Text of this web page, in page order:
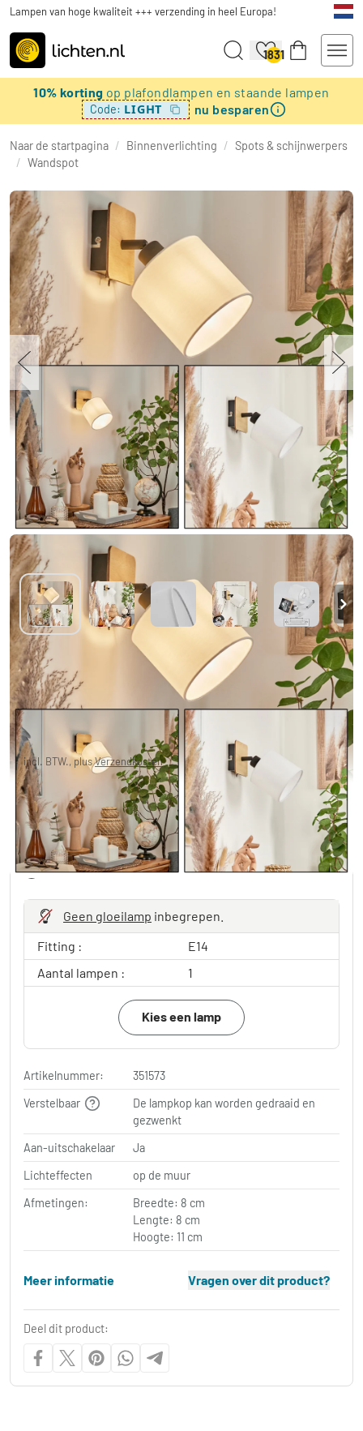
Lampen van hoge kwaliteit +++ verzending in heel Europa!
1831
10% korting op plafondlampen en staande lampen
Code: LIGHT nu besparen
Naar de startpagina / Binnenverlichting / Spots & schijnwerpers
/ Wandspot
Alsen Muurlamp Hout licht, Zwart, 1-licht
-62% € 12,99
Je redt € 22,00 Adviesprijs:€ 34,99
incl. BTW., plusVerzendkosten
in winkelwagen
Gratis verzending vanaf 100€ bestelwaarde
Levertijd 3-5 werkdagen
Geen gloeilamp inbegrepen.
Fitting :
E14
Aantal lampen :
1
Kies een lamp
Artikelnummer:
351573
Verstelbaar
De lampkop kan worden gedraaid en
gezwenkt
Aan-uitschakelaar
Ja
Lichteffecten
op de muur
Afmetingen:
Breedte: 8 cm
Lengte: 8 cm
Hoogte: 11 cm
Meer informatie Vragen over dit product?
Deel dit product: